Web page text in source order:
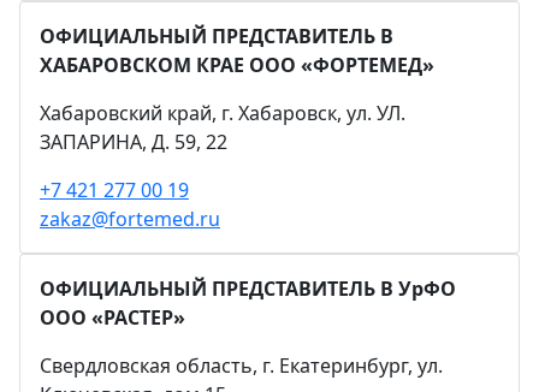
ОФИЦИАЛЬНЫЙ ПРЕДСТАВИТЕЛЬ В
ХАБАРОВСКОМ КРАЕ ООО «ФОРТЕМЕД»
Хабаровский край, г. Хабаровск, ул. УЛ.
ЗАПАРИНА, Д. 59, 22
+7 421 277 00 19
zakaz@fortemed.ru
ОФИЦИАЛЬНЫЙ ПРЕДСТАВИТЕЛЬ В УрФО
ООО «РАСТЕР»
Свердловская область, г. Екатеринбург, ул.